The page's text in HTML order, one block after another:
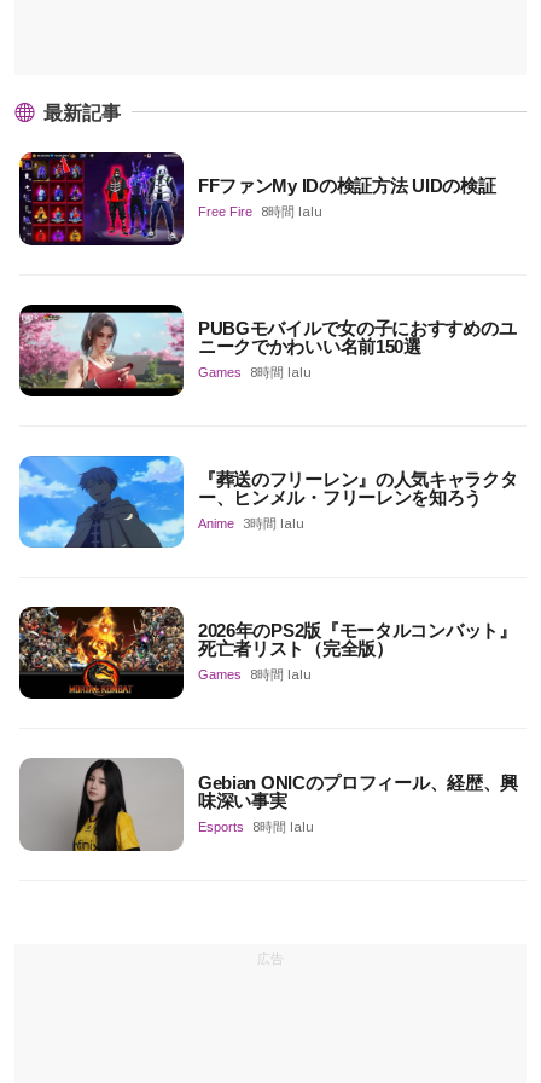
最新記事
FFファンMy IDの検証方法 UIDの検証
Free Fire 8時間 lalu
PUBGモバイルで女の子におすすめのユ
ニークでかわいい名前150選
Games 8時間 lalu
『葬送のフリーレン』の人気キャラクタ
ー、ヒンメル・フリーレンを知ろう
Anime 3時間 lalu
2026年のPS2版『モータルコンバット』
死亡者リスト（完全版）
Games 8時間 lalu
Gebian ONICのプロフィール、経歴、興
味深い事実
Esports 8時間 lalu
広告